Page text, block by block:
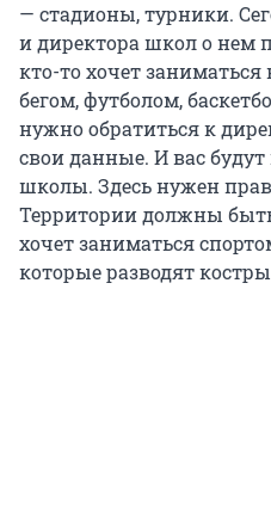
— стадионы, турники.
и директора школ о нем
кто-то хочет
бегом, футболом,
нужно обратиться к
свои данные. И вас
школы. Здесь нужен
Территории должны
хочет заниматься
которые разводят